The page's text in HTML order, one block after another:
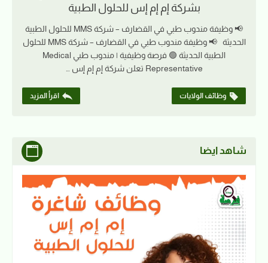
بشركة إم إم إس للحلول الطبية
📢 وظيفة مندوب طبي في القضارف – شركة MMS للحلول الطبية
الحديثة 📢 وظيفة مندوب طبي في القضارف – شركة MMS للحلول
الطبية الحديثة 🟢 فرصة وظيفية | مندوب طبي Medical
Representative تعلن شركة إم إم إس …
وظائف الولايات اقرأ المزيد
شاهد ايضا